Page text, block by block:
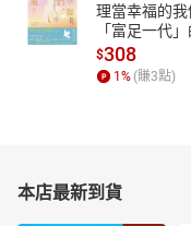
理當幸福的
「富足一代
$308
1% (賺3點)
本店最新到貨